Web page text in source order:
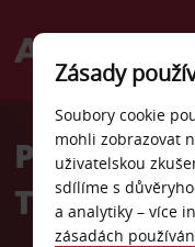
Welcome
Avis
Tunis
Zásady
Soubory cookie
mohli zobrazovat
uživatelskou
sdílíme s
a analytiky – více
zásadách